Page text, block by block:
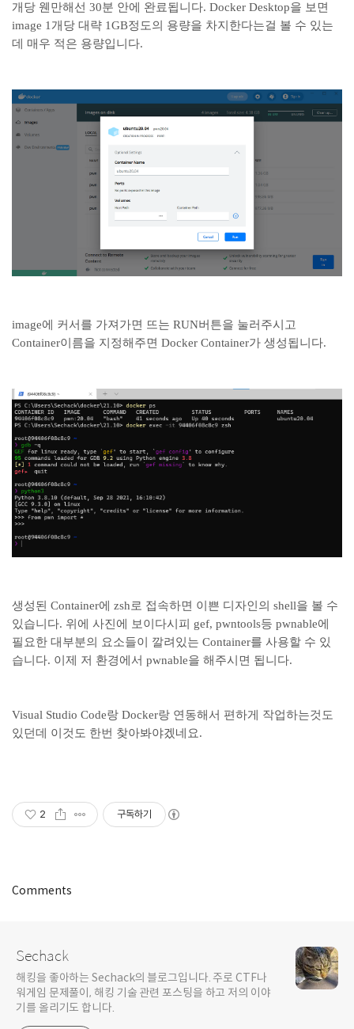
개당 웬만해선 30분 안에 완료됩니다. Docker Desktop을 보면
image 1개당 대략 1GB정도의 용량을 차지한다는걸 볼 수 있는
데 매우 적은 용량입니다.
image에 커서를 가져가면 뜨는 RUN버튼을 눌러주시고
Container이름을 지정해주면 Docker Container가 생성됩니다.
생성된 Container에 zsh로 접속하면 이쁜 디자인의 shell을 볼 수
있습니다. 위에 사진에 보이다시피 gef, pwntools등 pwnable에
필요한 대부분의 요소들이 깔려있는 Container를 사용할 수 있
습니다. 이제 저 환경에서 pwnable을 해주시면 됩니다.
Visual Studio Code랑 Docker랑 연동해서 편하게 작업하는것도
있던데 이것도 한번 찾아봐야겠네요.
2 구독하기
Comments
Sechack
해킹을 좋아하는 Sechack의 블로그입니다. 주로 CTF나
워게임 문제풀이, 해킹 기술 관련 포스팅을 하고 저의 이야
기를 올리기도 합니다.